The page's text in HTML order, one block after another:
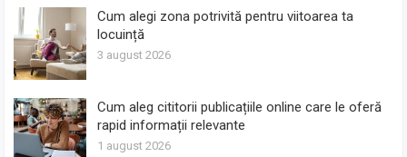
Cum alegi zona potrivită pentru viitoarea ta
locuință
3 august 2026
Cum aleg cititorii publicațiile online care le oferă
rapid informații relevante
1 august 2026